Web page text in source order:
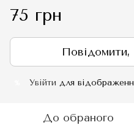
75 грн
Повідомити,
Увійти для
До обраного